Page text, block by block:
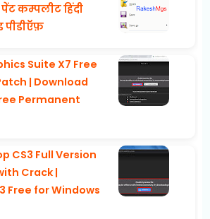
कम्पलीट हिंदी
पीडीऍफ़
Suite X7 Free
| Download
Permanent
CS3 Full Version
Crack |
Free for Windows